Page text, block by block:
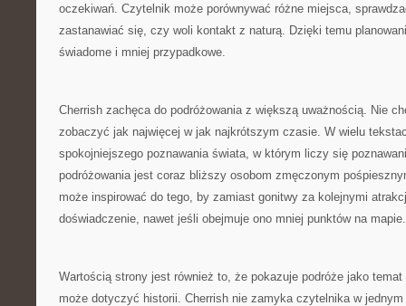
oczekiwań. Czytelnik może porównywać różne miejsca,
zastanawiać się, czy woli kontakt z naturą. Dzięki temu
świadome i mniej przypadkowe.
Cherrish zachęca do podróżowania z większą uważnością. Nie
zobaczyć jak najwięcej w jak najkrótszym czasie. W wielu
spokojniejszego poznawania świata, w którym liczy się
podróżowania jest coraz bliższy osobom zmęczonym
może inspirować do tego, by zamiast gonitwy za kolejnymi
doświadczenie, nawet jeśli obejmuje ono mniej punktów na mapie.
Wartością strony jest również to, że pokazuje podróże jako
może dotyczyć historii. Cherrish nie zamyka czytelnika w